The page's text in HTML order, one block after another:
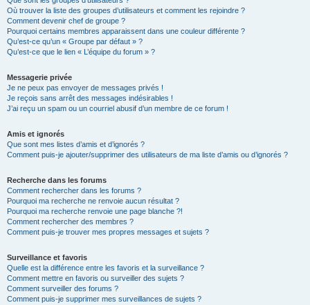
Où trouver la liste des groupes d’utilisateurs et comment les rejoindre ?
Comment devenir chef de groupe ?
Pourquoi certains membres apparaissent dans une couleur différente ?
Qu’est-ce qu’un « Groupe par défaut » ?
Qu’est-ce que le lien « L’équipe du forum » ?
Messagerie privée
Je ne peux pas envoyer de messages privés !
Je reçois sans arrêt des messages indésirables !
J’ai reçu un spam ou un courriel abusif d’un membre de ce forum !
Amis et ignorés
Que sont mes listes d’amis et d’ignorés ?
Comment puis-je ajouter/supprimer des utilisateurs de ma liste d’amis ou d’ignorés ?
Recherche dans les forums
Comment rechercher dans les forums ?
Pourquoi ma recherche ne renvoie aucun résultat ?
Pourquoi ma recherche renvoie une page blanche ?!
Comment rechercher des membres ?
Comment puis-je trouver mes propres messages et sujets ?
Surveillance et favoris
Quelle est la différence entre les favoris et la surveillance ?
Comment mettre en favoris ou surveiller des sujets ?
Comment surveiller des forums ?
Comment puis-je supprimer mes surveillances de sujets ?